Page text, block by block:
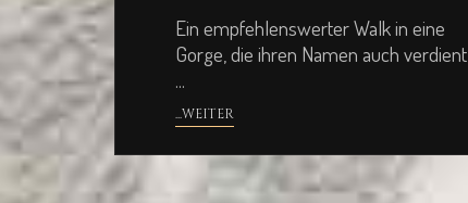
Ein empfehlenswerter Walk in eine
Gorge, die ihren Namen auch verdient
...
...WEITER